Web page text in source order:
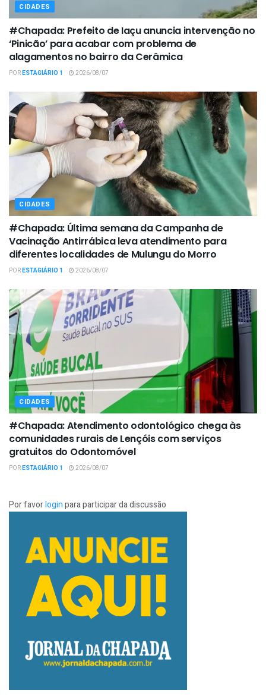
CIDADES
#Chapada: Prefeito de Iaçu anuncia intervenção no
‘Pinicão’ para acabar com problema de
alagamentos no bairro da Cerâmica
PORESTAGIÁRIO 1 2026/08/07
CIDADES
#Chapada: Última semana da Campanha de
Vacinação Antirrábica leva atendimento para
diferentes localidades de Mulungu do Morro
PORESTAGIÁRIO 1 2026/08/07
CIDADES
#Chapada: Atendimento odontológico chega às
comunidades rurais de Lençóis com serviços
gratuitos do Odontomóvel
PORESTAGIÁRIO 1 2026/08/07
Por favorloginpara participar da discussão